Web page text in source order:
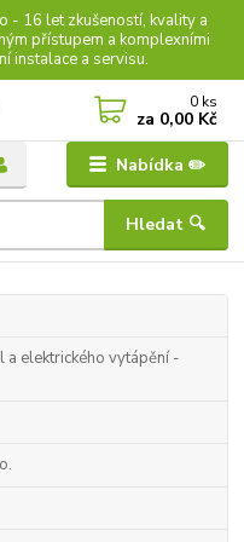
- 16 let zkušeností, kvality a
přístupem a komplexními
instalace a servisu.
Nabídka ✏️
Hledat 🔍
0 ks
za 0,00 Kč
a elektrického vytápění -